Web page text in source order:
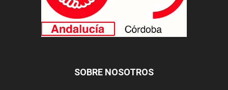
SOBRE NOSOTROS